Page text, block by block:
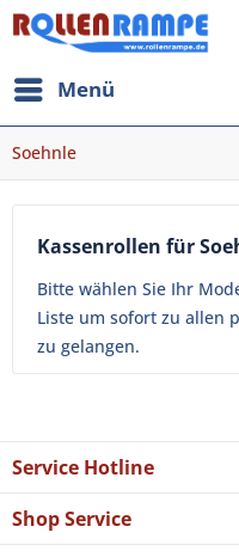
Menü
Soehnle
Kassenrollen für
Bitte wählen Sie Ihr
Liste um sofort zu allen
zu gelangen.
Service Hotline
Shop Service